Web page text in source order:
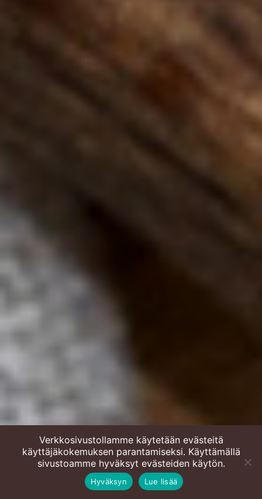
Cheddarpiirakka
tasokkaaseen makuun
Verkkosivustollamme käytetään evästeitä
käyttäjäkokemuksen parantamiseksi. Käyttämällä
sivustoamme hyväksyt evästeiden käytön.
Hyväksyn Lue lisää